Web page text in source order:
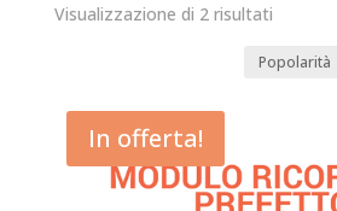
Visualizzazione di 2 risultati
In offerta!